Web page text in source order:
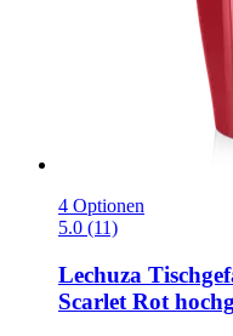
4 Optionen
5.0 (11)
Lechuza
Scarlet Rot